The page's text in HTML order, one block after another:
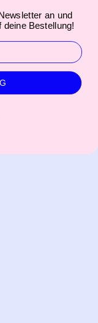
an und
Bestellung!